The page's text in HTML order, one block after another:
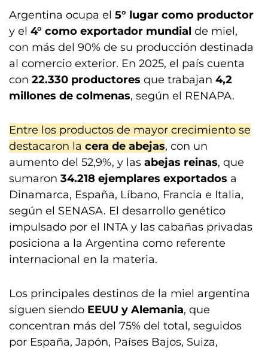
Argentina ocupa el 5° lugar como productor
y el 4° como exportador mundial de miel,
con más del 90% de su producción destinada
al comercio exterior. En 2025, el país cuenta
con 22.330 productores que trabajan 4,2
millones de colmenas, según el RENAPA.
Entre los productos de mayor crecimiento se
destacaron la cera de abejas, con un
aumento del 52,9%, y las abejas reinas, que
sumaron 34.218 ejemplares exportados a
Dinamarca, España, Líbano, Francia e Italia,
según el SENASA. El desarrollo genético
impulsado por el INTA y las cabañas privadas
posiciona a la Argentina como referente
internacional en la materia.
Los principales destinos de la miel argentina
siguen siendo EEUU y Alemania, que
concentran más del 75% del total, seguidos
por España, Japón, Países Bajos, Suiza,